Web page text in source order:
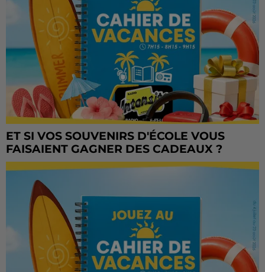
ET SI VOS SOUVENIRS D'ÉCOLE VOUS
FAISAIENT GAGNER DES CADEAUX ?